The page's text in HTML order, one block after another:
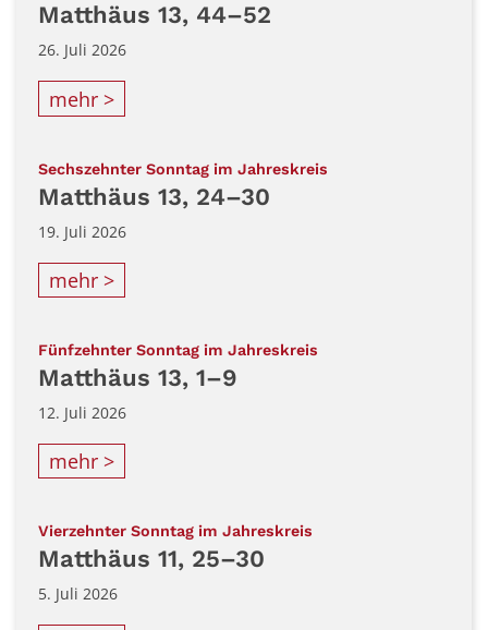
Matthäus 13, 44–52
26. Juli 2026
mehr >
Sechszehnter Sonntag im Jahreskreis
Matthäus 13, 24–30
19. Juli 2026
mehr >
Fünfzehnter Sonntag im Jahreskreis
Matthäus 13, 1–9
12. Juli 2026
mehr >
Vierzehnter Sonntag im Jahreskreis
Matthäus 11, 25–30
5. Juli 2026